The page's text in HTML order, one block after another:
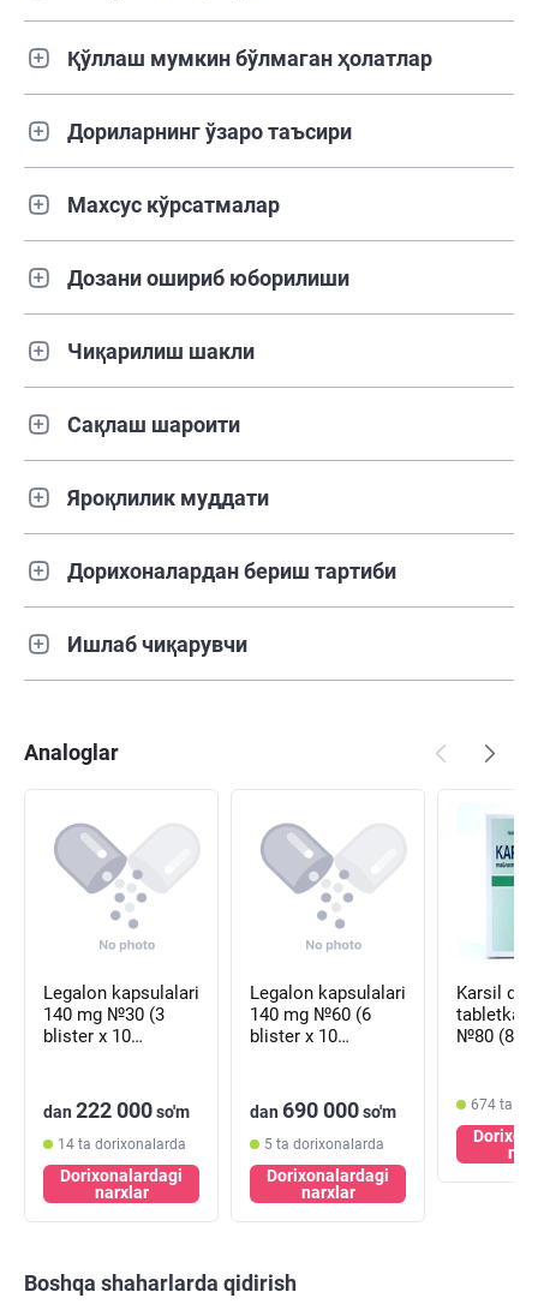
Қўллаш мумкин бўлмаган ҳолатлар
Дориларнинг ўзаро таъсири
Махсус кўрсатмалар
Дозани ошириб юборилиши
Чиқарилиш шакли
Сақлаш шароити
Яроқлилик муддати
Дорихоналардан бериш тартиби
Ишлаб чиқарувчи
Analoglar
Legalon kapsulalari
140 mg №30 (3
blister х 10
dan 222 000so'm
14 ta dorixonalarda
Dorixonalardagi
narxlar
Legalon kapsulalari
140 mg №60 (6
blister х 10
dan 690 000so'm
5 ta dorixonalarda
Dorixonalardagi
narxlar
Karsil qoplangan
№80 (8
674 ta
Boshqa shaharlarda qidirish